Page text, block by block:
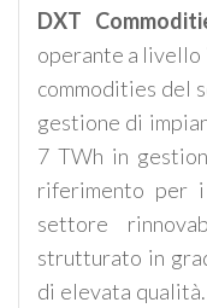
DXT
operante a livello
commodities del
gestione di
7 TWh in
riferimento per
settore
strutturato in
di elevata